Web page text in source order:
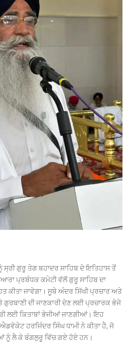
ਗੁਰੂ ਤੇਗ ਬਹਾਦਰ ਸਾਹਿਬ ਦੇ ਇਤਿਹਾਸ ਤੋਂ
ਪ੍ਰਬੰਧਕ ਕਮੇਟੀ ਵੱਲੋਂ ਗੁਰੂ ਸਾਹਿਬ ਦਾ
ਕੀਤਾ ਜਾਵੇਗਾ। ਸੂਬੇ ਅੰਦਰ ਸਿੱਖੀ ਪ੍ਰਚਾਰ ਅਤੇ
ਦੀ ਜਾਣਕਾਰੀ ਦੇਣ ਲਈ ਪ੍ਰਚਾਰਕ ਭੇਜੇ
ਲਈ ਕਿਤਾਬਾਂ ਭੇਜੀਆਂ ਜਾਣਗੀਆਂ। ਇਹ
ਹਰਜਿੰਦਰ ਸਿੰਘ ਧਾਮੀ ਨੇ ਕੀਤਾ ਹੈ, ਜੋ
ਨੂੰ ਲੈ ਕੇ ਬੰਗਲੁਰੂ ਵਿੱਚ ਗਏ ਹੋਏ ਹਨ।